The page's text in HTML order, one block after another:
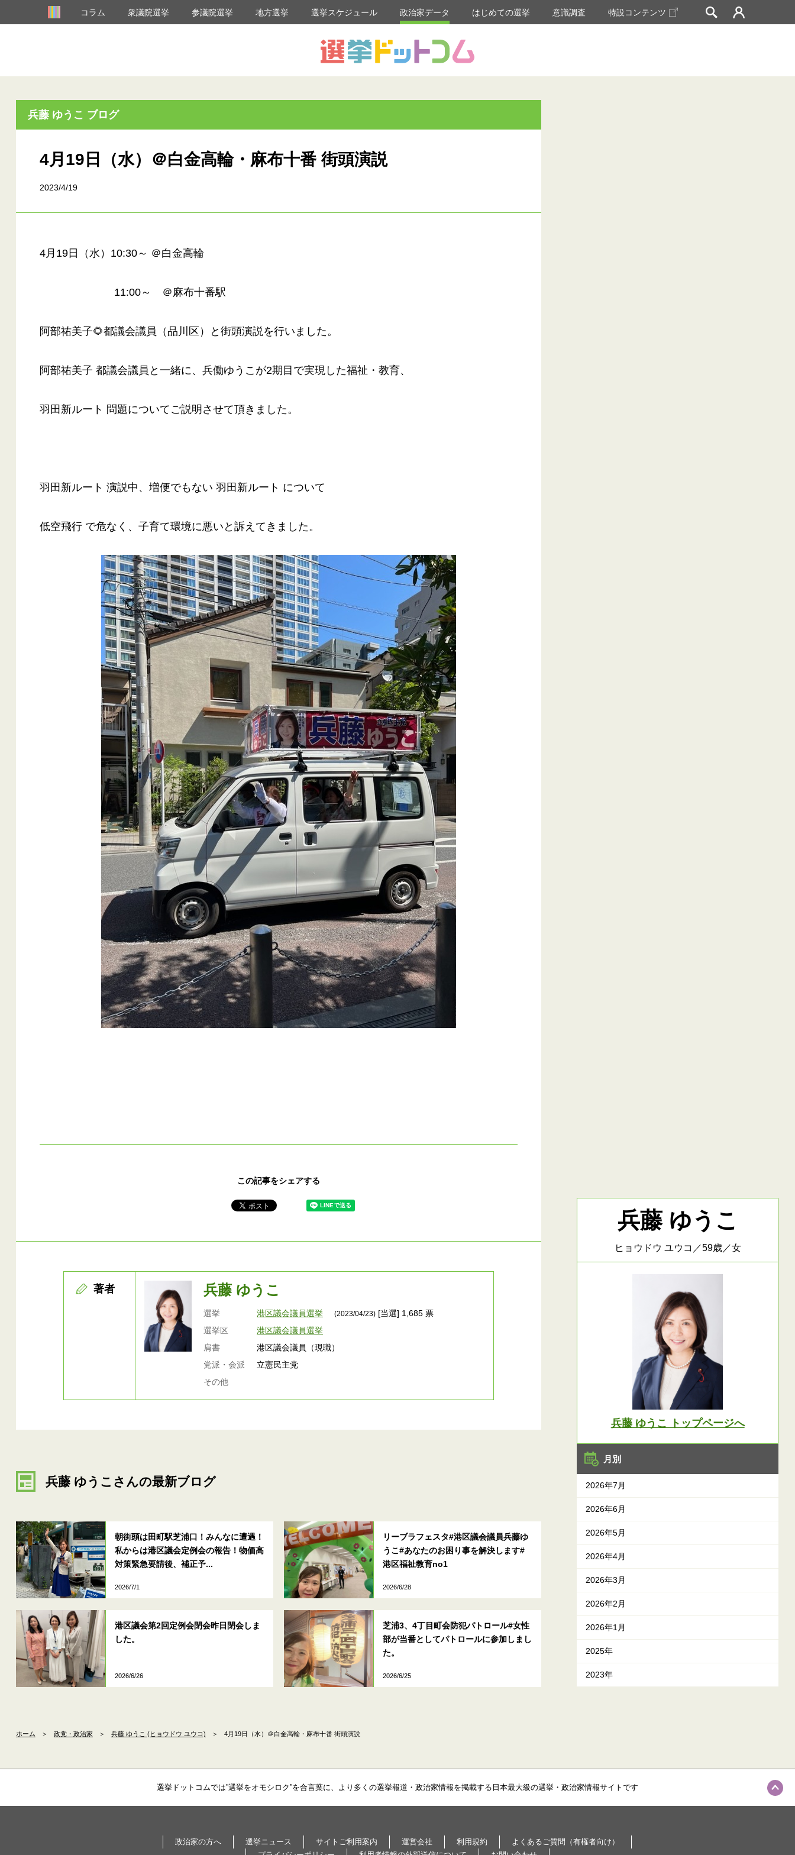
コラム 衆議院選挙 参議院選挙 地方選挙 選挙スケジュール 政治家データ はじめての選挙 意識調査 特設コンテンツ
兵藤 ゆうこ ブログ
4月19日（水）＠白金高輪・麻布十番 街頭演説
2023/4/19
4月19日（水）10:30～ ＠白金高輪
11:00～ ＠麻布十番駅
阿部祐美子🌻都議会議員（品川区）と街頭演説を行いました。
阿部祐美子 都議会議員と一緒に、兵働ゆうこが2期目で実現した福祉・教育、
羽田新ルート 問題についてご説明させて頂きました。
羽田新ルート 演説中、増便でもない 羽田新ルート について
低空飛行 で危なく、子育て環境に悪いと訴えてきました。
この記事をシェアする
著者 兵藤 ゆうこ
選挙 港区議会議員選挙 (2023/04/23) [当選] 1,685 票
選挙区
港区議会議員選挙
肩書
港区議会議員（現職）
党派・会派
立憲民主党
その他
兵藤 ゆうこさんの最新ブログ
朝街頭は田町駅芝浦口！みんなに遭遇！
私からは港区議会定例会の報告！物価高
対策緊急要請後、補正予...
2026/7/1
リーブラフェスタ#港区議会議員兵藤ゆ
うこ#あなたのお困り事を解決します#
港区福祉教育no1
2026/6/28
港区議会第2回定例会閉会昨日閉会しま
した。
2026/6/26
芝浦3、4丁目町会防犯パトロール#女性
部が当番としてパトロールに参加しまし
た。
2026/6/25
兵藤 ゆうこ
ヒョウドウ ユウコ／59歳／女
兵藤 ゆうこ トップページへ
月別
2026年7月
2026年6月
2026年5月
2026年4月
2026年3月
2026年2月
2026年1月
2025年
2023年
ホーム ＞ 政党・政治家 ＞ 兵藤 ゆうこ (ヒョウドウ ユウコ) ＞ 4月19日（水）＠白金高輪・麻布十番 街頭演説
選挙ドットコムでは”選挙をオモシロク”を合言葉に、より多くの選挙報道・政治家情報を掲載する日本最大級の選挙・政治家情報サイトです
政治家の方へ 選挙ニュース サイトご利用案内 運営会社 利用規約
よくあるご質問（有権者向け）